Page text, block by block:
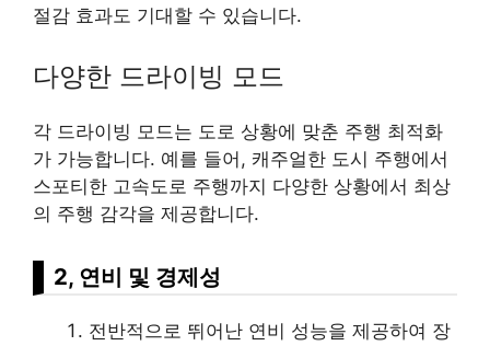
절감 효과도 기대할 수 있습니다.
다양한 드라이빙 모드
각 드라이빙 모드는 도로 상황에 맞춘 주행 최적화
가 가능합니다. 예를 들어, 캐주얼한 도시 주행에서
스포티한 고속도로 주행까지 다양한 상황에서 최상
의 주행 감각을 제공합니다.
2, 연비 및 경제성
전반적으로 뛰어난 연비 성능을 제공하여 장